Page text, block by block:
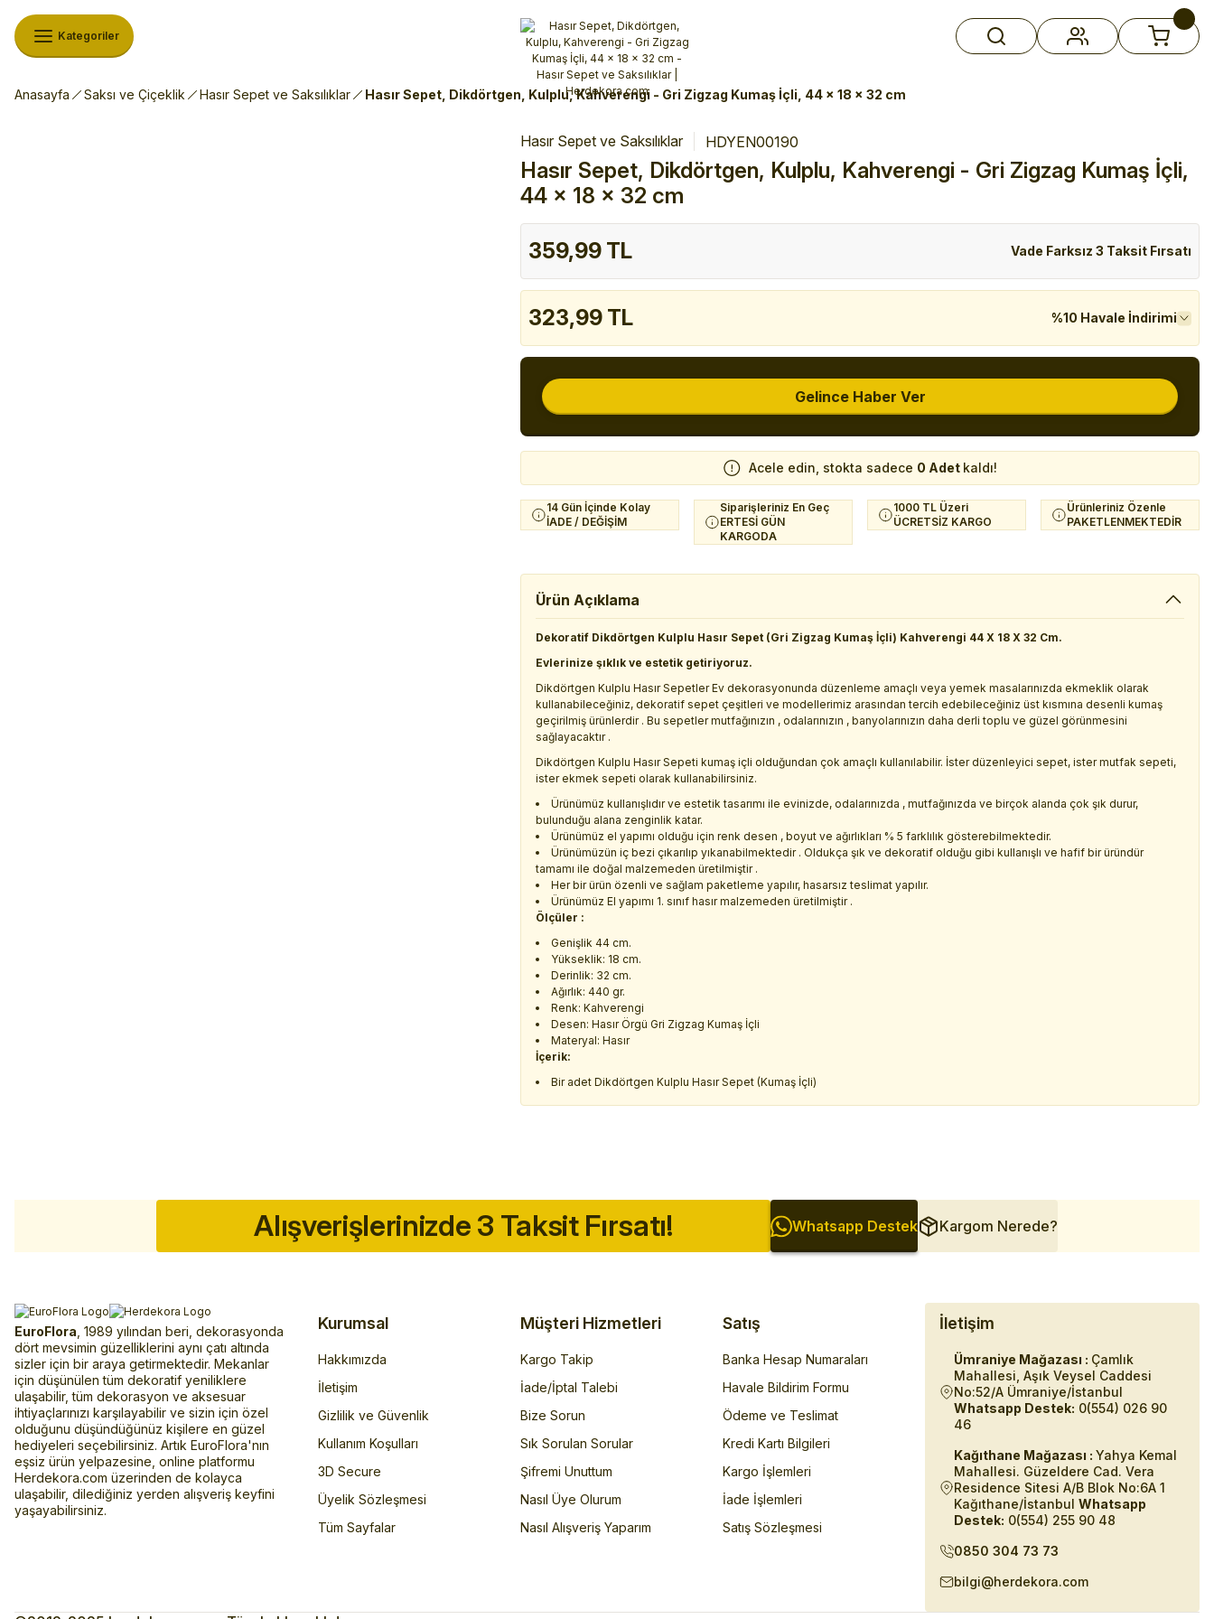
Alışverişlerinizde 3 Taksit Fırsatı!İlk siparişinizi verin!
%10 Havale İndirimi
Şimdi Alışveriş yap!
Kategoriler
Anasayfa Saksı ve Çiçeklik Hasır Sepet ve Saksılıklar Hasır Sepet, Dikdörtgen, Kulplu, Kahverengi - Gri Zigzag Kumaş İçli, 44 x 18 x 32 cm
Hasır Sepet ve Saksılıklar HDYEN00190
Hasır Sepet, Dikdörtgen, Kulplu, Kahverengi - Gri Zigzag Kumaş İçli,
44 x 18 x 32 cm
359,99 TL Vade Farksız 3 Taksit Fırsatı
323,99 TL %10 Havale İndirimi
Gelince Haber Ver
Acele edin, stokta sadece 0 Adet kaldı!
14 Gün İçinde Kolay
İADE / DEĞİŞİM
Siparişleriniz En Geç
ERTESİ GÜN
KARGODA
1000 TL Üzeri
ÜCRETSİZ KARGO
Ürünleriniz Özenle
PAKETLENMEKTEDİR
Ürün Açıklama
Dekoratif Dikdörtgen Kulplu Hasır Sepet (Gri Zigzag Kumaş İçli) Kahverengi 44 X 18 X 32 Cm.
Evlerinize şıklık ve estetik getiriyoruz.
Dikdörtgen Kulplu Hasır Sepetler Ev dekorasyonunda düzenleme amaçlı veya yemek masalarınızda ekmeklik olarak
kullanabileceğiniz, dekoratif sepet çeşitleri ve modellerimiz arasından tercih edebileceğiniz üst kısmına desenli kumaş
geçirilmiş ürünlerdir . Bu sepetler mutfağınızın , odalarınızın , banyolarınızın daha derli toplu ve güzel görünmesini
sağlayacaktır .
Dikdörtgen Kulplu Hasır Sepeti kumaş içli olduğundan çok amaçlı kullanılabilir. İster düzenleyici sepet, ister mutfak sepeti,
ister ekmek sepeti olarak kullanabilirsiniz.
Ürünümüz kullanışlıdır ve estetik tasarımı ile evinizde, odalarınızda , mutfağınızda ve birçok alanda çok şık durur,
bulunduğu alana zenginlik katar.
Ürünümüz el yapımı olduğu için renk desen , boyut ve ağırlıkları % 5 farklılık gösterebilmektedir.
Ürünümüzün iç bezi çıkarılıp yıkanabilmektedir . Oldukça şık ve dekoratif olduğu gibi kullanışlı ve hafif bir üründür
tamamı ile doğal malzemeden üretilmiştir .
Her bir ürün özenli ve sağlam paketleme yapılır, hasarsız teslimat yapılır.
Ürünümüz El yapımı 1. sınıf hasır malzemeden üretilmiştir .
Ölçüler :
Genişlik 44 cm.
Yükseklik: 18 cm.
Derinlik: 32 cm.
Ağırlık: 440 gr.
Renk: Kahverengi
Desen: Hasır Örgü Gri Zigzag Kumaş İçli
Materyal: Hasır
İçerik:
Bir adet Dikdörtgen Kulplu Hasır Sepet (Kumaş İçli)
Alışverişlerinizde 3 Taksit Fırsatı! Whatsapp Destek Kargom Nerede?
EuroFlora , 1989 yılından beri, dekorasyonda
dört mevsimin güzelliklerini aynı çatı altında
sizler için bir araya getirmektedir. Mekanlar
için düşünülen tüm dekoratif yeniliklere
ulaşabilir, tüm dekorasyon ve aksesuar
ihtiyaçlarınızı karşılayabilir ve sizin için özel
olduğunu düşündüğünüz kişilere en güzel
hediyeleri seçebilirsiniz. Artık EuroFlora'nın
eşsiz ürün yelpazesine, online platformu
Herdekora.com üzerinden de kolayca
ulaşabilir, dilediğiniz yerden alışveriş keyfini
yaşayabilirsiniz.
Kurumsal
Hakkımızda
İletişim
Gizlilik ve Güvenlik
Kullanım Koşulları
3D Secure
Üyelik Sözleşmesi
Tüm Sayfalar
Müşteri Hizmetleri
Kargo Takip
İade/İptal Talebi
Bize Sorun
Sık Sorulan Sorular
Şifremi Unuttum
Nasıl Üye Olurum
Nasıl Alışveriş Yaparım
Satış
Banka Hesap Numaraları
Havale Bildirim Formu
Ödeme ve Teslimat
Kredi Kartı Bilgileri
Kargo İşlemleri
İade İşlemleri
Satış Sözleşmesi
İletişim
Ümraniye Mağazası : Çamlık
Mahallesi, Aşık Veysel Caddesi
No:52/A Ümraniye/İstanbul
Whatsapp Destek: 0(554) 026 90
46
Kağıthane Mağazası : Yahya Kemal
Mahallesi. Güzeldere Cad. Vera
Residence Sitesi A/B Blok No:6A 1
Kağıthane/İstanbul Whatsapp
Destek: 0(554) 255 90 48
0850 304 73 73
bilgi@herdekora.com